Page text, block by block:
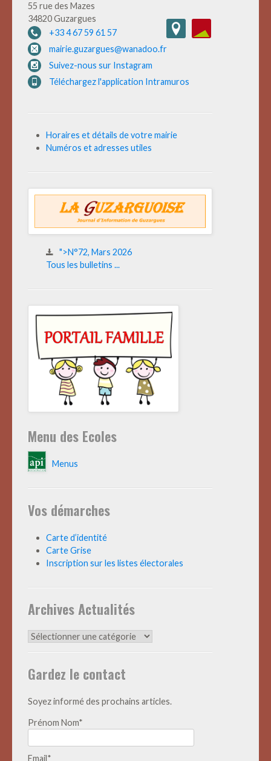
55 rue des Mazes
34820 Guzargues
+33 4 67 59 61 57
mairie.guzargues@wanadoo.fr
Suivez-nous sur Instagram
Téléchargez l'application Intramuros
Horaires et détails de votre mairie
Numéros et adresses utiles
">N°72, Mars 2026
Tous les bulletins ...
Menu des Ecoles
Menus
Vos démarches
Carte d’identité
Carte Grise
Inscription sur les listes électorales
Archives Actualités
Archives
Gardez le contact
Soyez informé des prochains articles.
Prénom Nom*
Email*